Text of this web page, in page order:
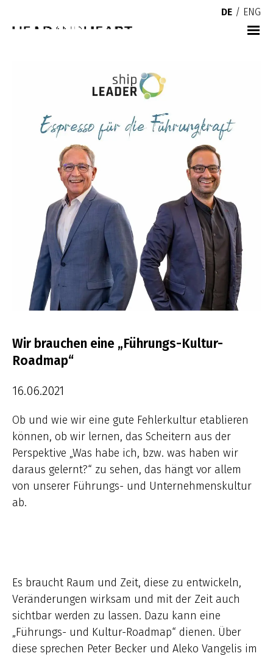
DE / ENG
Wir brauchen eine „Führungs-Kultur-
Roadmap“
16.06.2021
Ob und wie wir eine gute Fehlerkultur etablieren
können, ob wir lernen, das Scheitern aus der
Perspektive „Was habe ich, bzw. was haben wir
daraus gelernt?“ zu sehen, das hängt vor allem
von unserer Führungs- und Unternehmenskultur
ab.
Es braucht Raum und Zeit, diese zu entwickeln,
Veränderungen wirksam und mit der Zeit auch
sichtbar werden zu lassen. Dazu kann eine
„Führungs- und Kultur-Roadmap“ dienen. Über
diese sprechen Peter Becker und Aleko Vangelis im